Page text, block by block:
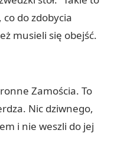
do zdobycia
musieli się obejść.